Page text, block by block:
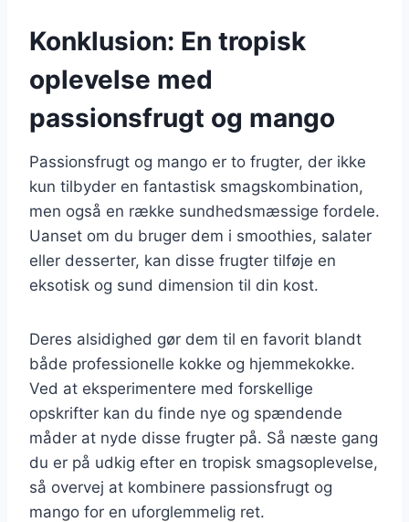
Konklusion: En tropisk
oplevelse med
passionsfrugt og mango
Passionsfrugt og mango er to frugter, der ikke
kun tilbyder en fantastisk smagskombination,
men også en række sundhedsmæssige fordele.
Uanset om du bruger dem i smoothies, salater
eller desserter, kan disse frugter tilføje en
eksotisk og sund dimension til din kost.
Deres alsidighed gør dem til en favorit blandt
både professionelle kokke og hjemmekokke.
Ved at eksperimentere med forskellige
opskrifter kan du finde nye og spændende
måder at nyde disse frugter på. Så næste gang
du er på udkig efter en tropisk smagsoplevelse,
så overvej at kombinere passionsfrugt og
mango for en uforglemmelig ret.